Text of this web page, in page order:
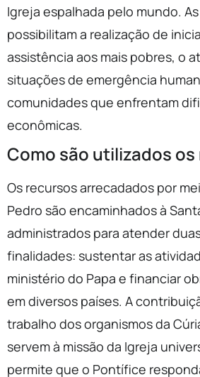
Igreja espalhada pelo mundo.
possibilitam a realização de
assistência aos mais pobres, o
situações de emergência
comunidades que enfrentam
econômicas.
Como são utilizados
Os recursos arrecadados por
Pedro são encaminhados à
administrados para atender
finalidades: sustentar as
ministério do Papa e financiar
em diversos países. A
trabalho dos organismos da
servem à missão da Igreja
permite que o Pontífice